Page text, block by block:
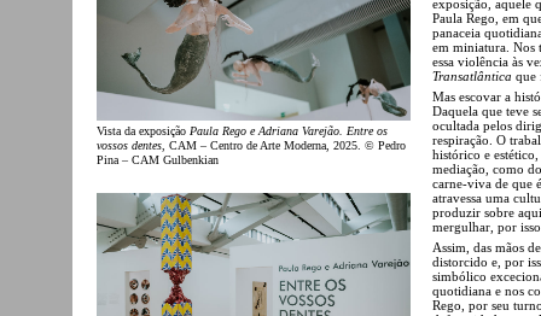
Vista da exposição Paula Rego e Adriana Varejão. Entre os
vossos dentes , CAM – Centro de Arte Moderna, 2025. © Pedro
Pina – CAM Gulbenkian
exposição, aquele
Paula Rego, em
panaceia
em miniatura. Nos
essa violência às
Transatlântica que
Mas escovar a
Daquela que teve
ocultada pelos
respiração. O
histórico e
mediação, como
carne-viva de que
atravessa uma
produzir sobre
mergulhar, por
Assim, das mãos
distorcido e, por
simbólico
quotidiana e nos
Rego, por seu